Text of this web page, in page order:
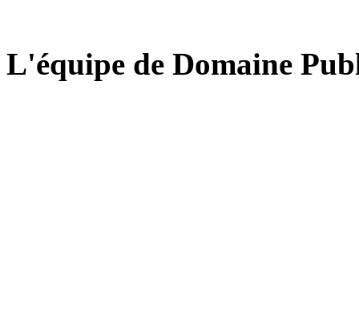
L'équipe de Domaine